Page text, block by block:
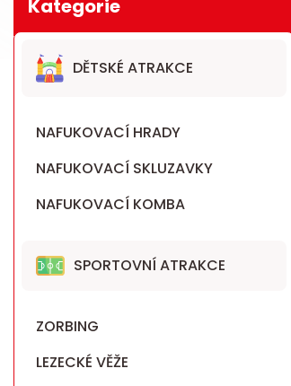
DĚTSKÉ ATRAKCE
NAFUKOVACÍ HRADY
NAFUKOVACÍ SKLUZAVKY
NAFUKOVACÍ KOMBA
SPORTOVNÍ ATRAKCE
ZORBING
LEZECKÉ VĚŽE